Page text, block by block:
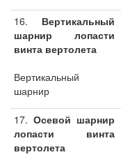
16. Вертикальный
шарнир лопасти
винта вертолета
Вертикальный
шарнир
17. Осевой шарнир
лопасти винта
вертолета